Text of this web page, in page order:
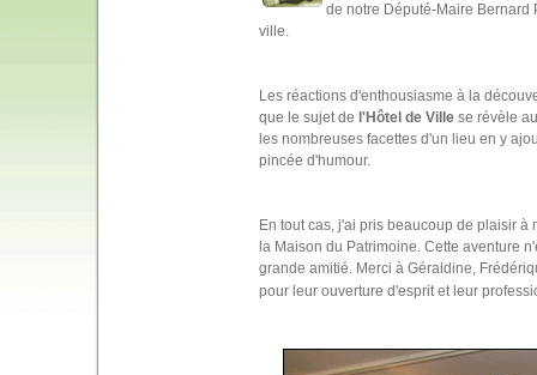
de notre Député-Maire Bernard
ville.
Les réactions d'enthousiasme à la
que le sujet de l'Hôtel de Villese révèle
les nombreuses facettes d'un lieu en y
pincée d'humour.
En tout cas, j'ai pris beaucoup de plaisir à
la Maison du Patrimoine. Cette aventure
grande amitié. Merci à Géraldine,
pour leur ouverture d'esprit et leur